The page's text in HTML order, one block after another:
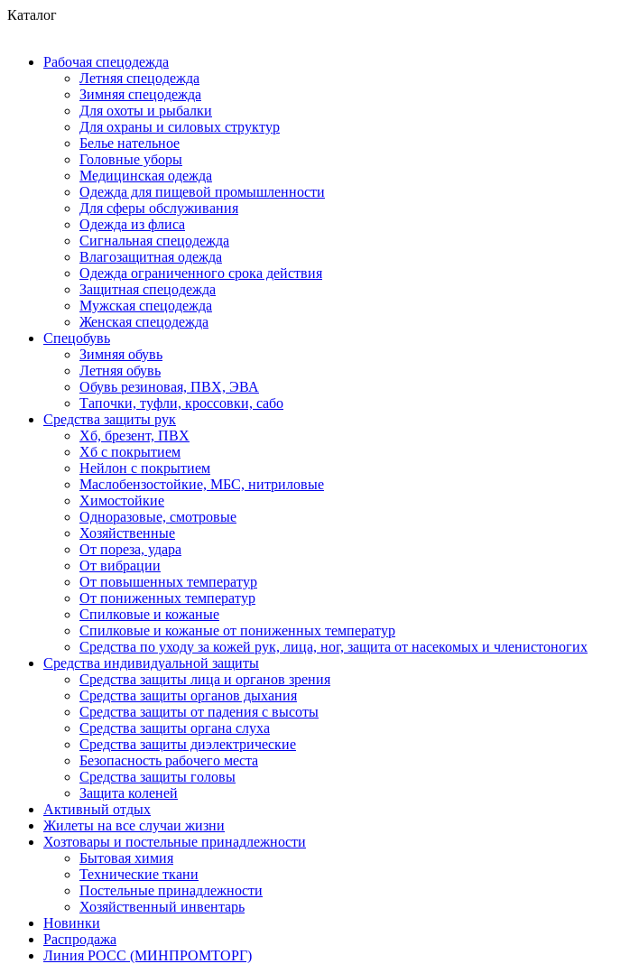
Каталог
Рабочая спецодежда
Летняя спецодежда
Зимняя спецодежда
Для охоты и рыбалки
Для охраны и силовых структур
Белье нательное
Головные уборы
Медицинская одежда
Одежда для пищевой промышленности
Для сферы обслуживания
Одежда из флиса
Сигнальная спецодежда
Влагозащитная одежда
Одежда ограниченного срока действия
Защитная спецодежда
Мужская спецодежда
Женская спецодежда
Спецобувь
Зимняя обувь
Летняя обувь
Обувь резиновая, ПВХ, ЭВА
Тапочки, туфли, кроссовки, сабо
Средства защиты рук
Хб, брезент, ПВХ
Хб с покрытием
Нейлон с покрытием
Маслобензостойкие, МБС, нитриловые
Химостойкие
Одноразовые, смотровые
Хозяйственные
От пореза, удара
От вибрации
От повышенных температур
От пониженных температур
Спилковые и кожаные
Спилковые и кожаные от пониженных температур
Средства по уходу за кожей рук, лица, ног, защита от насекомых и членистоногих
Средства индивидуальной защиты
Средства защиты лица и органов зрения
Средства защиты органов дыхания
Средства защиты от падения с высоты
Средства защиты органа слуха
Средства защиты диэлектрические
Безопасность рабочего места
Средства защиты головы
Защита коленей
Активный отдых
Жилеты на все случаи жизни
Хозтовары и постельные принадлежности
Бытовая химия
Технические ткани
Постельные принадлежности
Хозяйственный инвентарь
Новинки
Распродажа
Линия РОСС (МИНПРОМТОРГ)